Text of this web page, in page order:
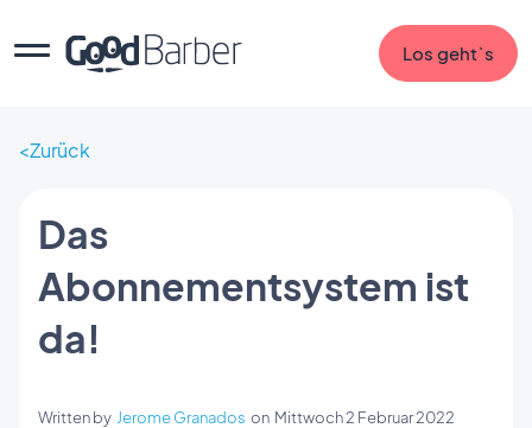
Los geht`s
Zurück
Das
Abonnementsystem ist
da!
Written by Jerome Granados on Mittwoch 2 Februar 2022